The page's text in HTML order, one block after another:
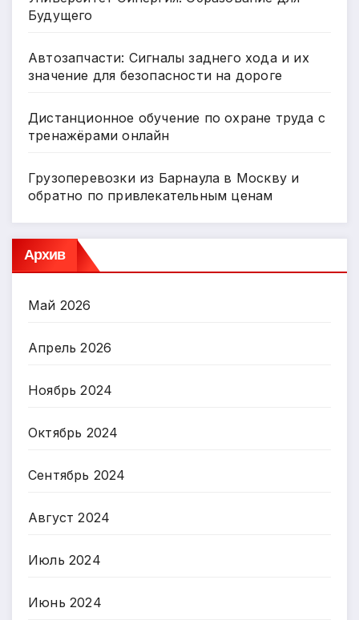
Будущего
Автозапчасти: Сигналы заднего хода и их
значение для безопасности на дороге
Дистанционное обучение по охране труда с
тренажёрами онлайн
Грузоперевозки из Барнаула в Москву и
обратно по привлекательным ценам
Архив
Май 2026
Апрель 2026
Ноябрь 2024
Октябрь 2024
Сентябрь 2024
Август 2024
Июль 2024
Июнь 2024